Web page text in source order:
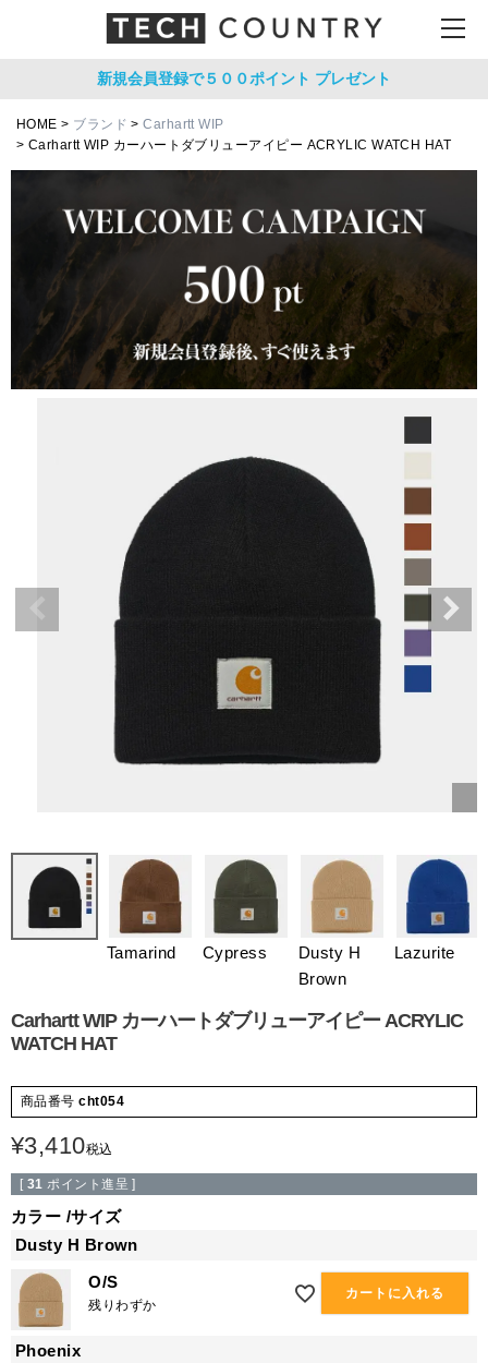
新規会員登録で５００ポイント プレゼント
HOME ブランド
Carhartt WIP
Carhartt WIP カーハートダブリューアイピー ACRYLIC WATCH HAT
Tamarind Cypress
Dusty H
Brown
Lazurite
Carhartt WIP カーハートダブリューアイピー ACRYLIC
WATCH HAT
商品番号 cht054
¥3,410税込
[ 31 ポイント進呈 ]
カラー サイズ
Dusty H Brown
O/S
残りわずか
カートに入れる
Phoenix